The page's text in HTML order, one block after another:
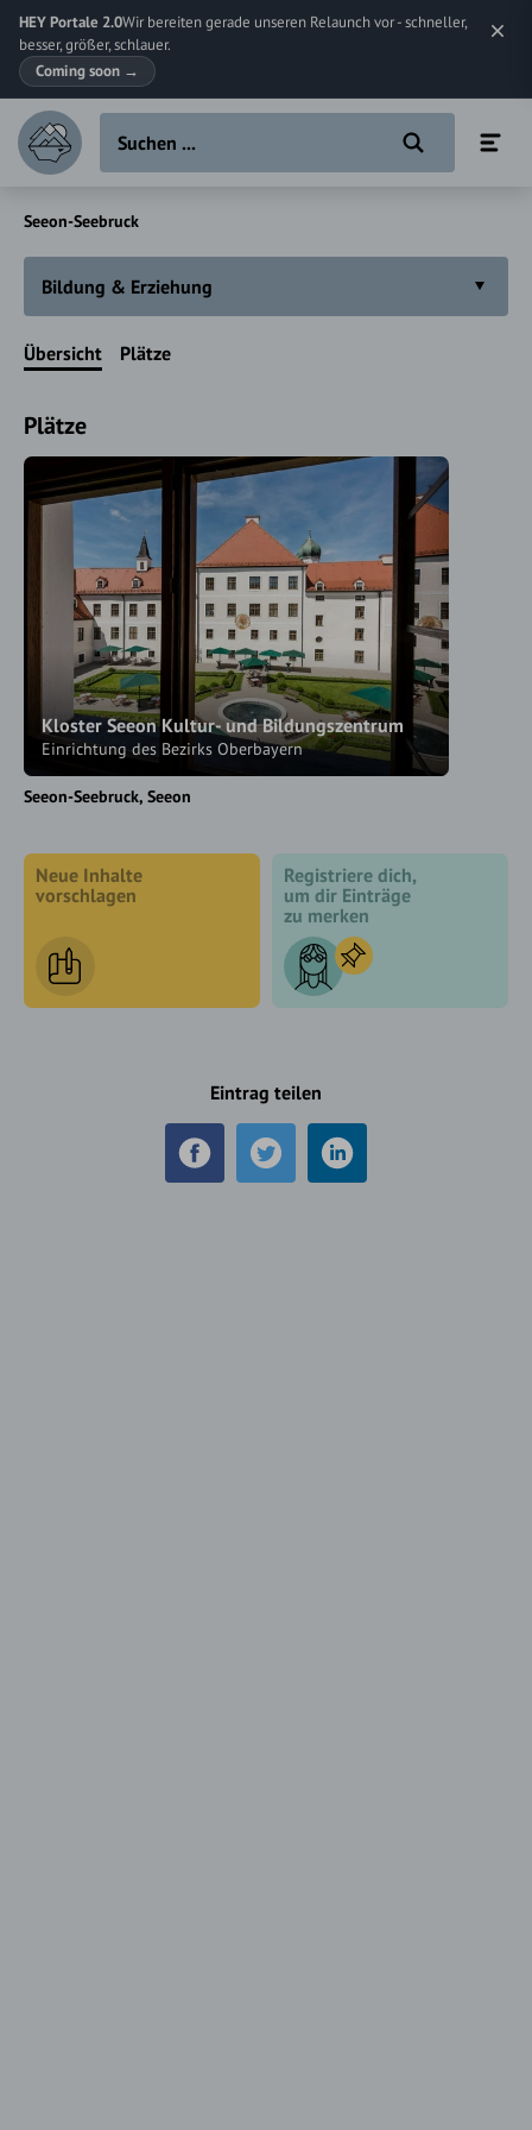
HEY Portale 2.0Wir bereiten gerade unseren Relaunch vor - schneller,
besser, größer, schlauer.
Coming soon →
Seeon-Seebruck
Bildung & Erziehung
Übersicht Plätze
Plätze
Kloster Seeon Kultur- und Bildungszentrum
Einrichtung des Bezirks Oberbayern
Seeon-Seebruck Seeon
Neue Inhalte
vorschlagen
Registriere dich,
um dir Einträge
zu merken
Eintrag teilen